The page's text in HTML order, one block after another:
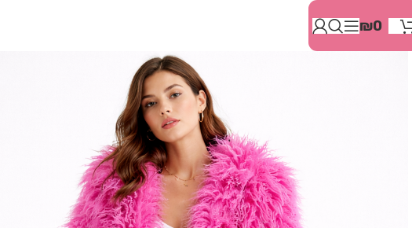
זֶה
₪0